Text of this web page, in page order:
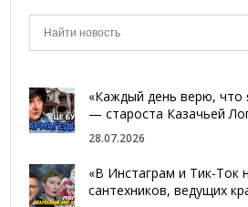
«Каждый день верю, что
— староста Казачьей
28.07.2026
«В Инстаграм и Тик-Ток
сантехников, ведущих